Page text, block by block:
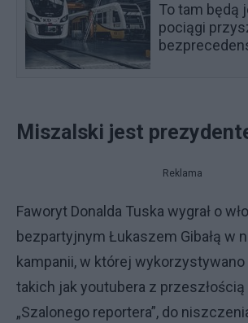
To tam będą
pociągi
Miszalski jest
Reklama
Faworyt Donalda Tuska wygrał o
bezpartyjnym Łukaszem Gibałą w
kampanii, w której
takich jak youtubera z
„Szalonego reportera”, do